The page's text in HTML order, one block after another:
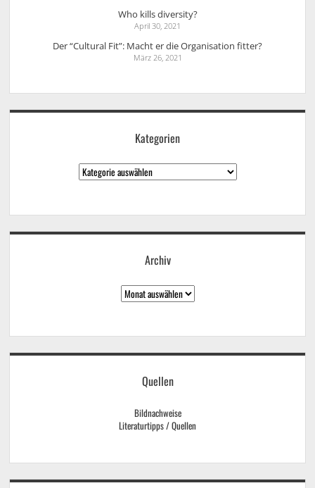
Who kills diversity?
April 30, 2021
Der “Cultural Fit”: Macht er die Organisation fitter?
März 26, 2021
Kategorien
Kategorien
Archiv
Archiv
Quellen
Bildnachweise
Literaturtipps / Quellen